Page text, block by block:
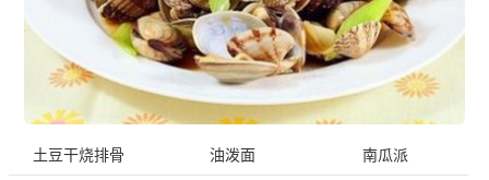
土豆干烧排骨 油泼面 南瓜派